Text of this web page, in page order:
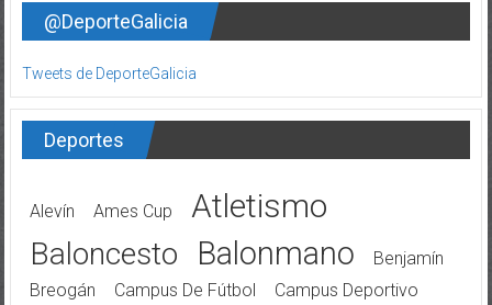
@DeporteGalicia
Tweets de DeporteGalicia
Deportes
Alevín Ames Cup Atletismo
Baloncesto Balonmano
Benjamín
Breogán
Campus De Fútbol
Campus Deportivo